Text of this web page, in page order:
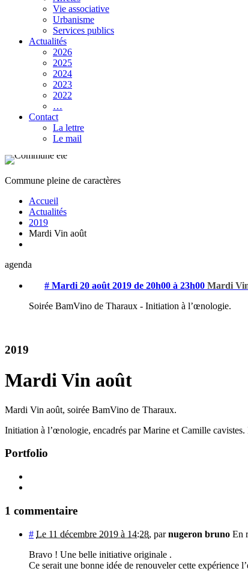
Vie associative
Urbanisme
Services publics
Actualités
2026
2025
2024
2023
2022
…
Contact
La lettre
Le mail
Commune pleine de caractères
Accueil
Actualités
2019
Mardi Vin août
agenda
# Mardi 20 août 2019 de 20h00 à 23h00 Mardi
Soirée BamVino de Tharaux - Initiation à l’œnologie.
2019
Mardi Vin août
Mardi Vin août, soirée BamVino de Tharaux.
Initiation à l’œnologie, encadrés par Marine et Camille cavistes.
Portfolio
1 commentaire
# Le 11 décembre 2019 à 14:28, parnugeron bruno En
Bravo ! Une belle initiative originale .
Ce serait une bonne idée de renouveler cette expérience